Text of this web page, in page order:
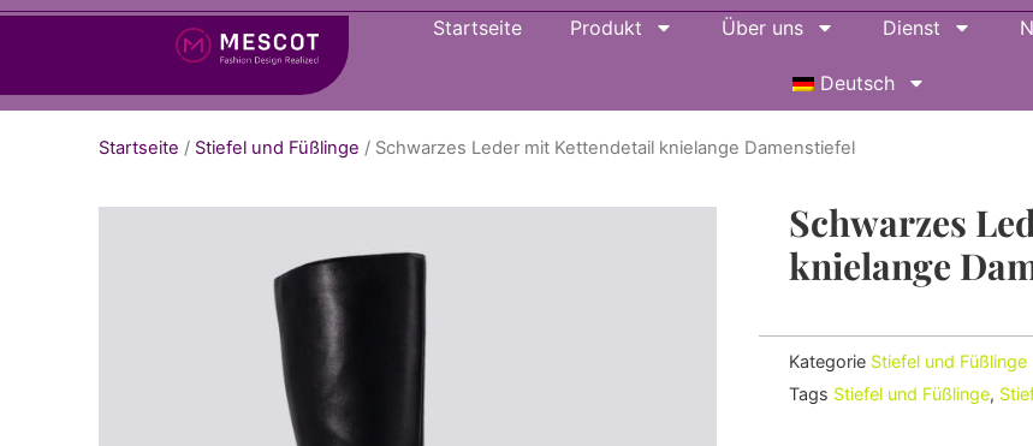
Startseite Produkt Über uns Dienst
Deutsch
Startseite / Stiefel und Füßlinge / Schwarzes Leder mit Kettendetail knielange Damenstiefel
Schwarzes
knielange
Kategorie Stiefel und Füßlinge
Tags Stiefel und Füßlinge,